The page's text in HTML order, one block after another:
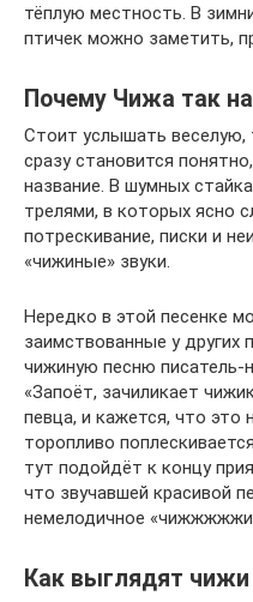
тёплую местность. В
птичек можно заметить,
Почему Чижа так
Стоит услышать веселую,
сразу становится
название. В шумных
трелями, в которых ясно
потрескивание, писки и
«чижиные» звуки.
Нередко в этой песенке
заимствованные у других
чижиную песню писатель-
«Запоёт, зачиликает
певца, и кажется, что это
торопливо
тут подойдёт к концу
что звучавшей красивой
немелодичное
Как выглядят чижи